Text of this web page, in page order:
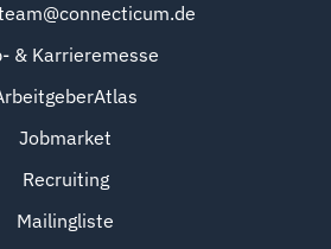
& Karrieremesse
Jobmarket
Recruiting
Mailingliste